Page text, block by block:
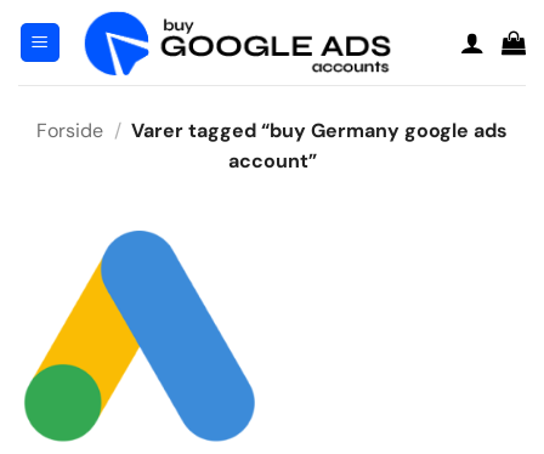
Forside / Varer tagged “buy Germany google ads
account”